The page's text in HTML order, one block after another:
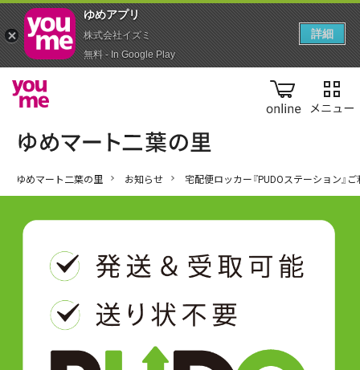
online
ゆめマート二葉の里 お知らせ 宅配便ロッカー『PUDOステーション』
ゆめアプ‪リ‬
株式会社イズミ
無料 - In Google Play
詳細